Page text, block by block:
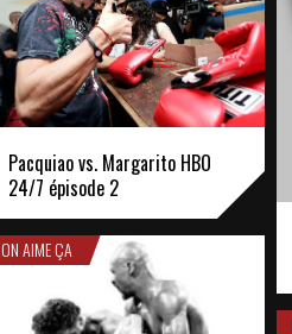
Pacquiao vs. Margarito HBO
24/7 épisode 2
ON AIME ÇA